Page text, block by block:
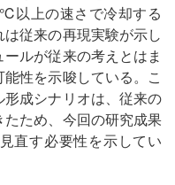
以上の速さで冷却する
従来の再現実験が示し
ルが従来の考えとはま
性を示唆している。こ
成シナリオは、従来の
ため、今回の研究成果
直す必要性を示してい